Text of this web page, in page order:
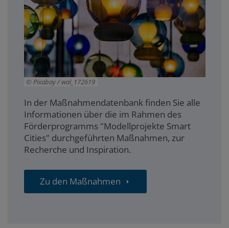
Pixabay / wal_172619
In der Maßnahmendatenbank finden Sie alle
Informationen über die im Rahmen des
Förderprogramms "Modellprojekte Smart
Cities" durchgeführten Maßnahmen, zur
Recherche und Inspiration.
Zu den Maßnahmen